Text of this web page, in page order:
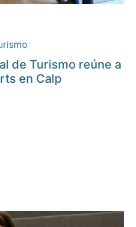
de Turismo reúne a
en Calp